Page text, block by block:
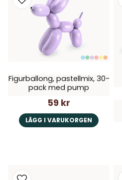
Figurballong, pastellmix, 30-
pack med pump
59 kr
LÄGG I VARUKORGEN